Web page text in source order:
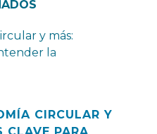
CIRCULAR Y
CLAVE PARA